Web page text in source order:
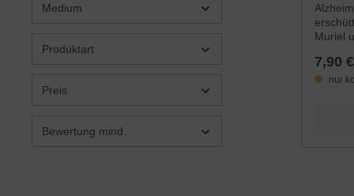
Medium
Produktart
Preis
Bewertung mind.
Muriel
doch
ein
7,90
nur